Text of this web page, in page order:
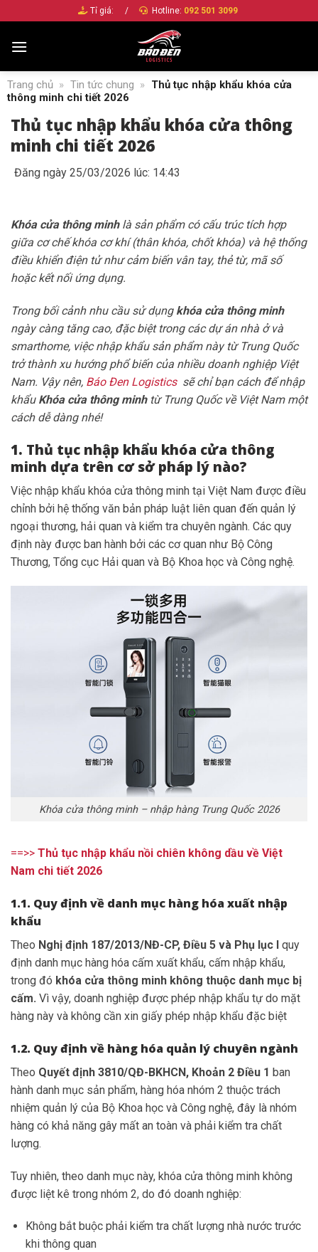
nội
Tỉ giá: / Hotline: 092 501 3099
Trang chủ » Tin tức chung »
Thủ tục nhập khẩu khóa cửa
thông minh chi tiết 2026
Thủ tục nhập khẩu khóa cửa thông
minh chi tiết 2026
Đăng ngày 25/03/2026 lúc: 14:43
Khóa cửa thông minhlà sản phẩm có cấu trúc tích hợp
giữa cơ chế khóa cơ khí (thân khóa, chốt khóa) và hệ thống
điều khiển điện tử như cảm biến vân tay, thẻ từ, mã số
hoặc kết nối ứng dụng.
Trong bối cảnh nhu cầu sử dụng khóa cửa thông minh
ngày càng tăng cao, đặc biệt trong các dự án nhà ở và
smarthome, việc nhập khẩu sản phẩm này từ Trung Quốc
trở thành xu hướng phổ biến của nhiều doanh nghiệp Việt
Nam. Vậy nên, Báo Đen Logisticssẽ chỉ bạn cách để nhập
khẩu Khóa cửa thông minhtừ Trung Quốc về Việt Nam một
cách dễ dàng nhé!
1. Thủ tục nhập khẩu khóa cửa thông
minh dựa trên cơ sở pháp lý nào?
Việc nhập khẩu khóa cửa thông minh tại Việt Nam được điều
chỉnh bởi hệ thống văn bản pháp luật liên quan đến quản lý
ngoại thương, hải quan và kiểm tra chuyên ngành. Các quy
định này được ban hành bởi các cơ quan như Bộ Công
Thương, Tổng cục Hải quan và Bộ Khoa học và Công nghệ.
Khóa cửa thông minh – nhập hàng Trung Quốc 2026
==>> Thủ tục nhập khẩu nồi chiên không dầu về Việt
Nam chi tiết 2026
1.1. Quy định về danh mục hàng hóa xuất nhập
khẩu
Theo Nghị định 187/2013/NĐ-CP, Điều 5 và Phụ lục I quy
định danh mục hàng hóa cấm xuất khẩu, cấm nhập khẩu,
trong đó khóa cửa thông minh không thuộc danh mục bị
cấm. Vì vậy, doanh nghiệp được phép nhập khẩu tự do mặt
hàng này và không cần xin giấy phép nhập khẩu đặc biệt
1.2. Quy định về hàng hóa quản lý chuyên ngành
Theo Quyết định 3810/QĐ-BKHCN, Khoản 2 Điều 1 ban
hành danh mục sản phẩm, hàng hóa nhóm 2 thuộc trách
nhiệm quản lý của Bộ Khoa học và Công nghệ, đây là nhóm
hàng có khả năng gây mất an toàn và phải kiểm tra chất
lượng.
Tuy nhiên, theo danh mục này, khóa cửa thông minh không
được liệt kê trong nhóm 2, do đó doanh nghiệp:
Không bắt buộc phải kiểm tra chất lượng nhà nước trước
khi thông quan